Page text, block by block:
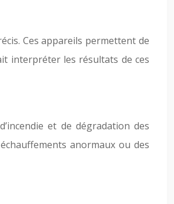
Ces appareils permettent de
interpréter les résultats de ces
et de dégradation des
anormaux ou des